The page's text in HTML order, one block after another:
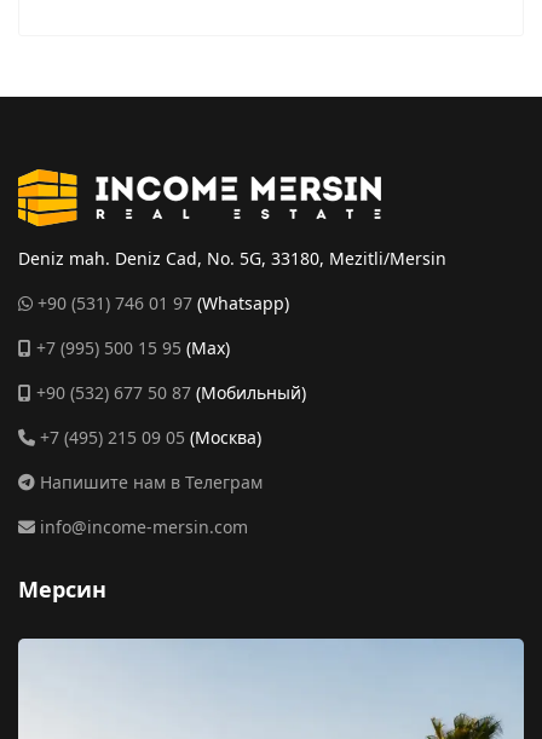
Deniz mah. Deniz Cad, No. 5G, 33180, Mezitli/Mersin
+90 (531) 746 01 97 (Whatsapp)
+7 (995) 500 15 95 (Max)
+90 (532) 677 50 87 (Мобильный)
+7 (495) 215 09 05 (Москва)
Напишите нам в Телеграм
info@income-mersin.com
Мерсин